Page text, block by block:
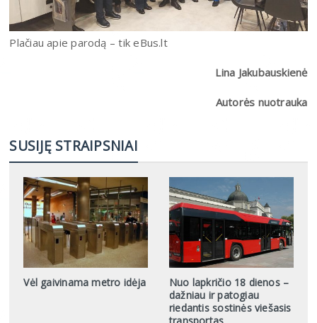
Plačiau apie parodą – tik eBus.lt
Lina Jakubauskienė
Autorės nuotrauka
SUSIJĘ STRAIPSNIAI
Vėl gaivinama metro idėja
Nuo lapkričio 18 dienos –
dažniau ir patogiau
riedantis sostinės viešasis